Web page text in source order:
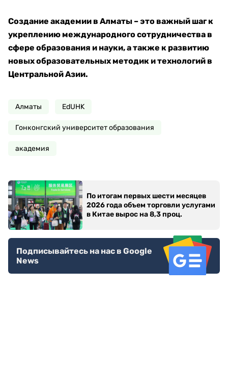
Создание академии в Алматы – это важный шаг к
укреплению международного сотрудничества в
сфере образования и науки, а также к развитию
новых образовательных методик и технологий в
Центральной Азии.
Алматы EdUHK
Гонконгский университет образования
академия
По итогам первых шести месяцев
2026 года объем торговли услугами
в Китае вырос на 8,3 проц.
Подписывайтесь на нас в Google
News